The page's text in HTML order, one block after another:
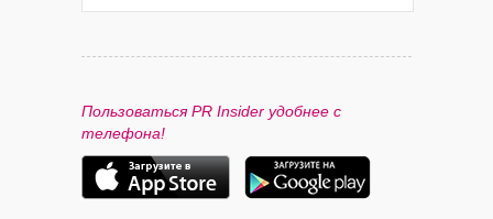
ПАРТНЕРАМ
Пользоваться PR Insider удобнее с
телефона!